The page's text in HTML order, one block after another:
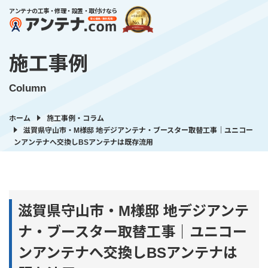
アンテナの工事・修理・設置・取付けなら
施工事例
Column
ホーム
施工事例・コラム
滋賀県守山市・M様邸 地デジアンテナ・ブースター取替工事｜ユニコー
ンアンテナへ交換しBSアンテナは既存流用
滋賀県守山市・M様邸 地デジアンテ
ナ・ブースター取替工事｜ユニコー
ンアンテナへ交換しBSアンテナは